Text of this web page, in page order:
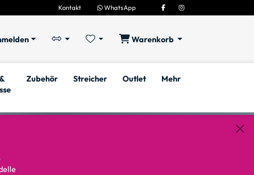
Kontakt WhatsApp
Warenkorb
Zubehör Streicher Outlet Mehr